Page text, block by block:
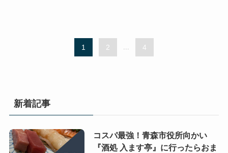
1 2 4
新着記事
コスパ最強！青森市役所向かい
『酒処 入ます亭』に行ったらおま